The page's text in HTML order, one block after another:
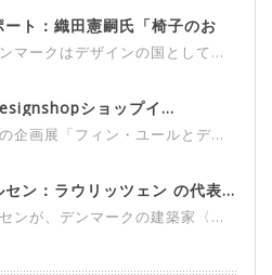
ート：織田憲嗣氏「椅子のお
マークはデザインの国として...
ショップイ...
企画展「フィン・ユールとデ...
ン：ラウリッツェン の代表...
ンが、デンマークの建築家〈...